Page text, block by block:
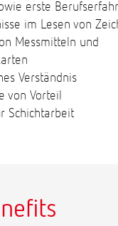
erste
im Lesen von
Messmitteln und
Verständnis
von Vorteil
Schichtarbeit